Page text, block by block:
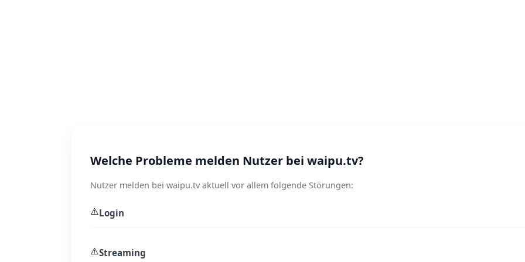
Welche Probleme melden Nutzer bei waipu.tv?
Nutzer melden bei waipu.tv aktuell vor allem folgende Störungen:
⚠️Login
⚠️Streaming